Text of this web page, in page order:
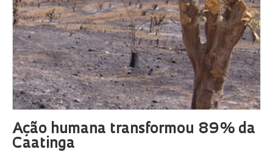
Ação humana transformou 89% da
Caatinga